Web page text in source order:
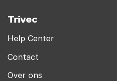
Trivec
Help Center
Contact
Over ons